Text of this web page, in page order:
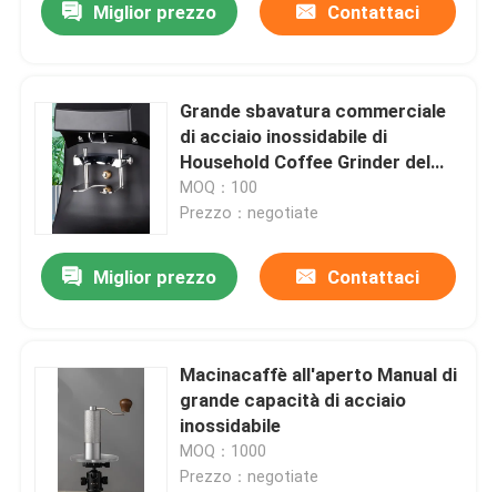
Miglior prezzo Contattaci
Grande sbavatura commerciale
di acciaio inossidabile di
Household Coffee Grinder del
macinacaffè
MOQ：100
Prezzo：negotiate
Miglior prezzo Contattaci
Macinacaffè all'aperto Manual di
grande capacità di acciaio
inossidabile
MOQ：1000
Prezzo：negotiate